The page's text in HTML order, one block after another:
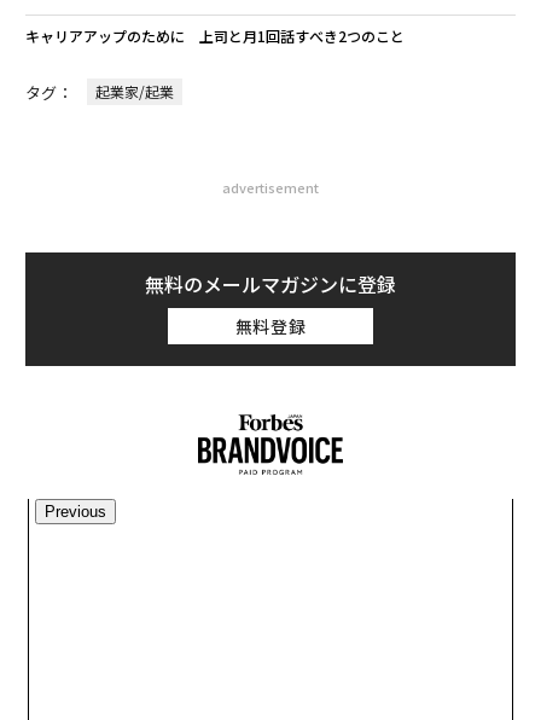
キャリアアップのために 上司と月1回話すべき2つのこと
タグ： 起業家/起業
advertisement
無料のメールマガジンに登録
無料登録
Previous